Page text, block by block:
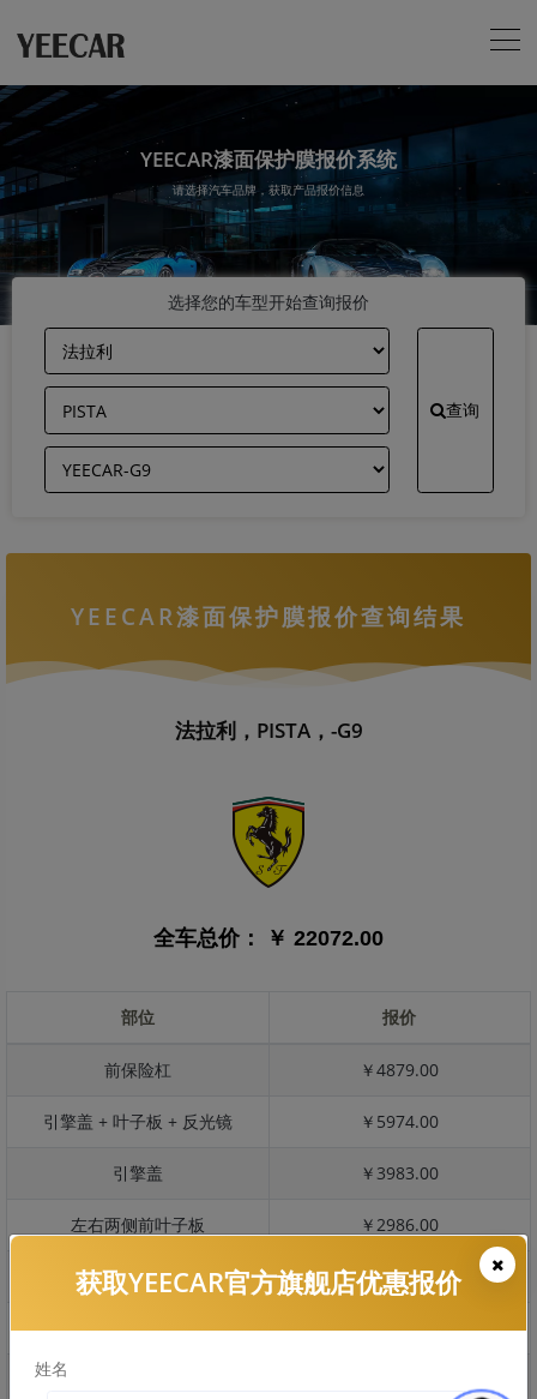
YEECAR漆面保护膜报价系统
请选择汽车品牌，获取产品报价信息
选择您的车型开始查询报价
查询
YEECAR漆面保护膜报价查询结果
法拉利，PISTA，-G9
全车总价： ￥ 22072.00
部位 报价
前保险杠 ￥4879.00
引擎盖 + 叶子板 + 反光镜 ￥5974.00
引擎盖 ￥3983.00
左右两侧前叶子板 ￥2986.00
反光镜 ￥598.00
后保险杠 ￥5360.00
获取YEECAR官方旗舰店优惠报价
姓名